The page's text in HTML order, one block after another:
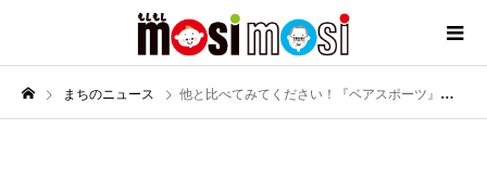
まちのニュース 他と比べてみてください！『ベアスポーツ』はココが違います